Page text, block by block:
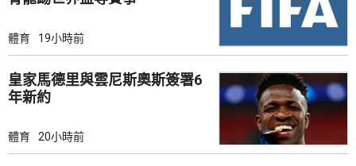
體育 19小時前
皇家馬德里與雲尼斯奧斯簽署6
年新約
體育 20小時前